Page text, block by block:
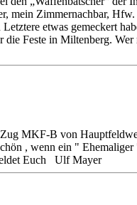
Zimmernachbar,
etwas gemeckert
die Feste in Miltenberg.
MKF-B von
, wenn ein "
Euch Ulf Mayer